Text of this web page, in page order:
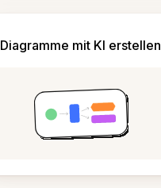
Diagramme mit KI erstellen